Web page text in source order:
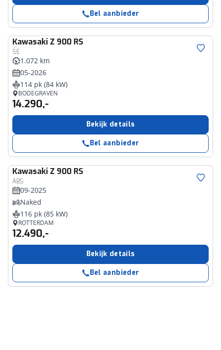
Bel aanbieder
Kawasaki Z 900 RS
SE
1.072 km
05-2026
114 pk (84 kW)
BODEGRAVEN
14.290,-
Bekijk details
Bel aanbieder
Kawasaki Z 900 RS
ABS
09-2025
Naked
116 pk (85 kW)
ROTTERDAM
12.490,-
Bekijk details
Bel aanbieder